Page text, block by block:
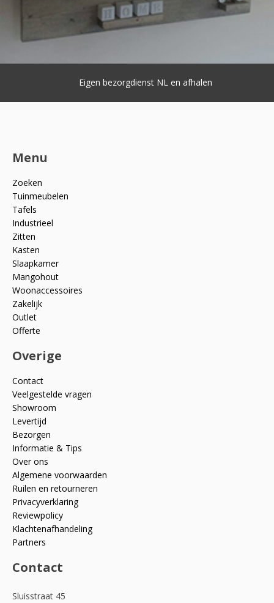
Eigen bezorgdienst NL en afhalen
Menu
Zoeken
Tuinmeubelen
Tafels
Industrieel
Zitten
Kasten
Slaapkamer
Mangohout
Woonaccessoires
Zakelijk
Outlet
Offerte
Overige
Contact
Veelgestelde vragen
Showroom
Levertijd
Bezorgen
Informatie & Tips
Over ons
Algemene voorwaarden
Ruilen en retourneren
Privacyverklaring
Reviewpolicy
Klachtenafhandeling
Partners
Contact
Sluisstraat 45